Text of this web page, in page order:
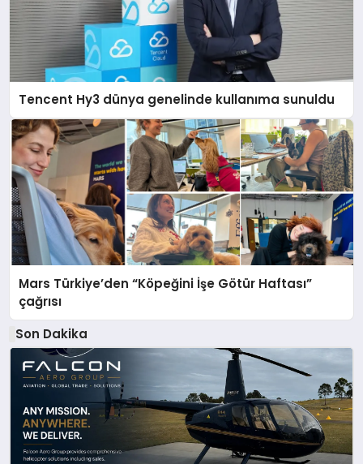
Tencent Hy3 dünya genelinde kullanıma sunuldu
Mars Türkiye’den “Köpeğini İşe Götür Haftası”
çağrısı
Son Dakika